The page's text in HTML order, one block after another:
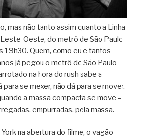
mas não tanto assim quanto a Linha
Oeste, do metrô de São Paulo
19h30. Quem, como eu e tantos
já pegou o metrô de São Paulo
na hora do rush sabe a
para se mexer, não dá para se mover.
a massa compacta se move –
empurradas, pela massa.
na abertura do filme, o vagão